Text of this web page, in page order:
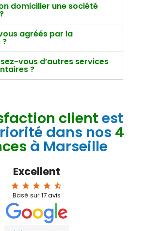
domicilier une société
agréés par la
vous d’autres services
?
client est
dans nos 4
à Marseille
Excellent
star star star star star_half
Basé sur17avis